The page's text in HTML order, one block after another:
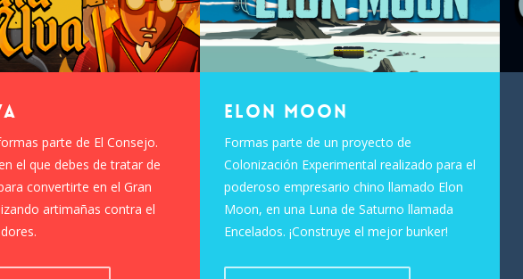
parte de El Consejo.
el que debes de tratar de
convertirte en el Gran
artimañas contra el
Elon Moon
Formas parte de un proyecto de
Colonización Experimental realizado para el
poderoso empresario chino llamado Elon
Moon, en una Luna de Saturno llamada
Encelados. ¡Construye el mejor bunker!